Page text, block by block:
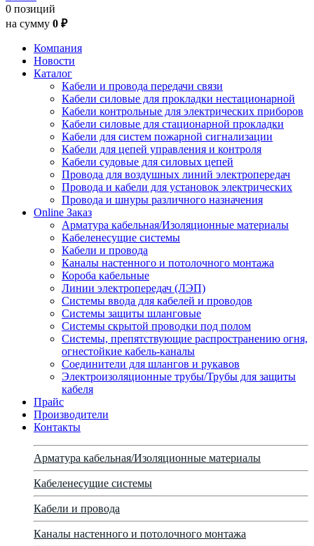
0 позиций
на сумму 0 ₽
Компания
Новости
Каталог
Кабели и провода передачи связи
Кабели силовые для прокладки нестационарной
Кабели контрольные для электрических приборов
Кабели силовые для стационарной прокладки
Кабели для систем пожарной сигнализации
Кабели для цепей управления и контроля
Кабели судовые для силовых цепей
Провода для воздушных линий электропередач
Провода и кабели для установок электрических
Провода и шнуры различного назначения
Online Заказ
Арматура кабельная/Изоляционные материалы
Кабеленесущие системы
Кабели и провода
Каналы настенного и потолочного монтажа
Короба кабельные
Линии электропередач (ЛЭП)
Системы ввода для кабелей и проводов
Системы защиты шланговые
Системы скрытой проводки под полом
Системы, препятствующие распространению огня,
огнестойкие кабель-каналы
Соединители для шлангов и рукавов
Электроизоляционные трубы/Трубы для защиты
кабеля
Прайс
Производители
Контакты
Арматура кабельная/Изоляционные материалы
Кабеленесущие системы
Кабели и провода
Каналы настенного и потолочного монтажа